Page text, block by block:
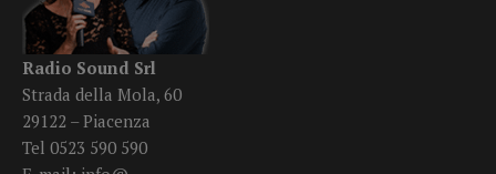
Radio Sound Srl
Strada della Mola, 60
29122 – Piacenza
Tel 0523 590 590